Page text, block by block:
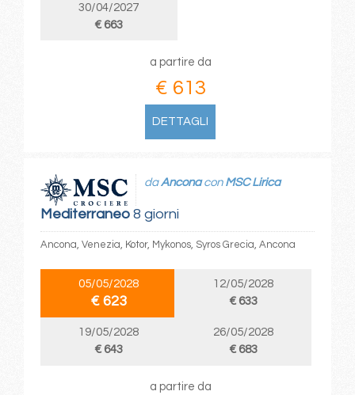
30/04/2027
€ 663
a partire da
€ 613
DETTAGLI
Mediterraneo8 giorni
daAnconacon MSC Lirica
Ancona, Venezia, Kotor, Mykonos, Syros Grecia, Ancona
05/05/2028
€ 623
12/05/2028
€ 633
19/05/2028
€ 643
26/05/2028
€ 683
a partire da